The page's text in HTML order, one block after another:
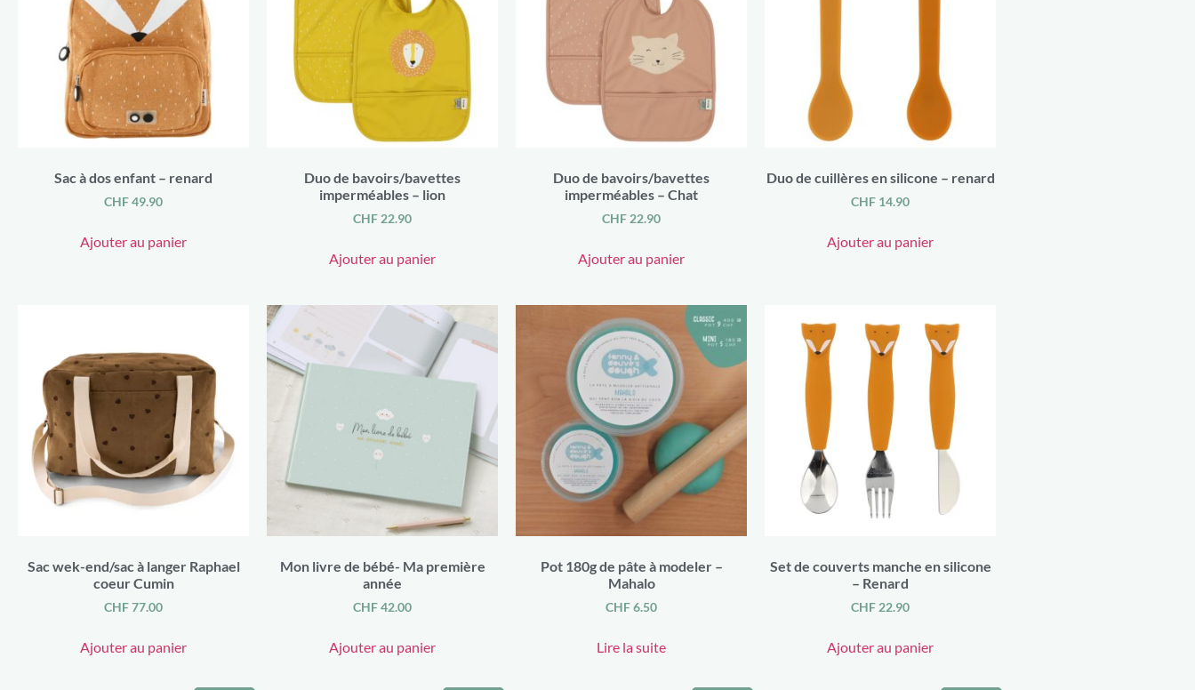
Sac à dos enfant – renard
CHF49.90
Ajouter au panier
Duo de bavoirs/bavettes
imperméables – lion
CHF 22.90
Ajouter au panier
Duo de bavoirs/bavettes
imperméables – Chat
CHF 22.90
Ajouter au panier
Duo de cuillères en silicone – renard
CHF 14.90
Ajouter au panier
Sac wek-end/sac à langer Raphael
coeur Cumin
CHF77.00
Ajouter au panier
Mon livre de bébé- Ma première
année
CHF42.00
Ajouter au panier
Pot 180g de pâte à modeler –
Mahalo
CHF6.50
Lire la suite
Set de couverts manche en silicone
– Renard
CHF 22.90
Ajouter au panier